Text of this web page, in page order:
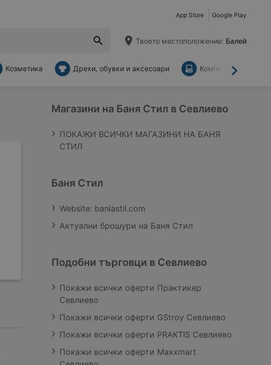
App Store Google Play
Твоето местоположение: Балей
Напред
Козметика Дрехи, обувки и аксесоари Компютри и
Магазини на Баня Стил в Севлиево
ПОКАЖИ ВСИЧКИ МАГАЗИНИ НА БАНЯ
СТИЛ
Баня Стил
Website: baniastil.com
Актуални брошури на Баня Стил
Подобни търговци в Севлиево
Покажи всички оферти Практикер
Севлиево
Покажи всички оферти GStroy Севлиево
Покажи всички оферти PRAKTIS Севлиево
Покажи всички оферти Maxxmart